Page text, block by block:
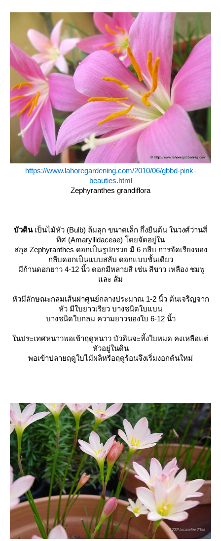
https://www.lahoregardening.com/2010/06/gbbd-pink-
beauties.html
Zephyranthes grandiflora
บัวดิน เป็นไม้หัว (Bulb) ล้มลุก ขนาดเล็ก กึ่งยืนต้น ในวงศ์ว่านสี่
ทิศ (Amaryllidaceae) โดยจัดอยู่ใน
สกุล Zephyranthes ดอกเป็นรูปกรวย มี 6 กลีบ การจัดเรียงของ
กลีบดอกเป็นแบบสลับ ดอกแบบชั้นเดียว
มีก้านดอกยาว 4-12 นิ้ว ดอกมีหลายสี เช่น สีขาว เหลือง ชมพู
ละ ส้ม
หัวมีลักษณะกลมเส้นผ่าศูนย์กลางประมาณ 1-2 นิ้ว ต้นเจริญจาก
หัว มีใบยาวเรียว บางชนิดใบแบน
บางชนิดใบกลม ความยาวของใบ 6-12 นิ้ว
นประเทศหนาวพอเข้าฤดูหนาว บัวดินจะทิ้งใบหมด คงเหลือแต่
หัวอยู่ในดิน
พอเข้าปลายฤดูใบไม้ผลิหรือฤดูร้อนจึงเริ่มงอกต้นใหม่